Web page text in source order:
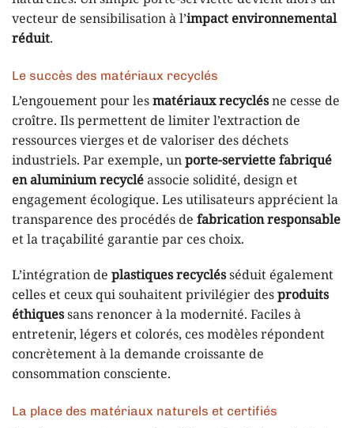
vecteur de sensibilisation à l’impact environnemental
réduit.
Le succès des matériaux recyclés
L’engouement pour lesmatériaux recyclésne cesse de
croître. Ils permettent de limiter l’extraction de
ressources vierges et de valoriser des déchets
industriels. Par exemple, unporte-serviette fabriqué
en aluminium recycléassocie solidité, design et
engagement écologique. Les utilisateurs apprécient la
transparence des procédés de fabrication responsable
et la traçabilité garantie par ces choix.
L’intégration de plastiques recyclésséduit également
celles et ceux qui souhaitent privilégier desproduits
éthiquessans renoncer à la modernité. Faciles à
entretenir, légers et colorés, ces modèles répondent
concrètement à la demande croissante de
consommation consciente.
La place des matériaux naturels et certifiés